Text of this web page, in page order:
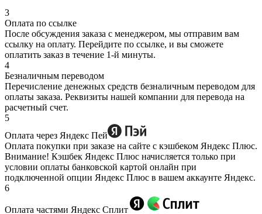
3
Оплата по ссылке
После обсуждения заказа с менеджером, мы отправим вам
ссылку на оплату. Перейдите по ссылке, и вы сможете
оплатить заказ в течение 1-й минуты.
4
Безналичным переводом
Перечисление денежных средств безналичным переводом для
оплаты заказа. Реквизиты нашей компании для перевода на
расчетный счет.
5
Оплата через Яндекс Пей
Оплата покупки при заказе на сайте с кэшбеком Яндекс Плюс.
Внимание! Кэшбек Яндекс Плюс начисляется только при
условии оплаты банковской картой онлайн при
подключенной опции Яндекс Плюс в вашем аккаунте Яндекс.
6
Оплата частями Яндекс Сплит